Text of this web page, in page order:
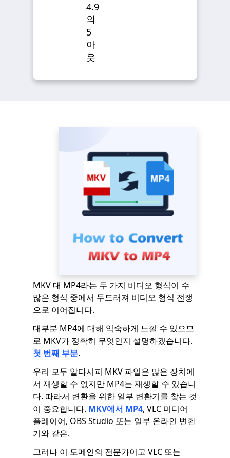
4.9
의
5
아
웃
MKV 대 MP4라는 두 가지 비디오 형식이 수
많은 형식 중에서 두드러져 비디오 형식 전쟁
으로 이어집니다.
대부분 MP4에 대해 익숙하게 느낄 수 있으므
로 MKV가 정확히 무엇인지 설명하겠습니다.
첫 번째 부분.
우리 모두 알다시피 MKV 파일은 많은 장치에
서 재생할 수 없지만 MP4는 재생할 수 있습니
다. 따라서 변환을 위한 일부 변환기를 찾는 것
이 중요합니다. MKV에서 MP4, VLC 미디어
플레이어, OBS Studio 또는 일부 온라인 변환
기와 같은.
그러나 이 도메인의 전문가이고 VLC 또는